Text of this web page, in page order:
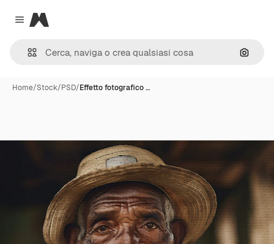
Close menu
Magnific
Cerca
Home/Stock/PSD/Effetto fotografico …